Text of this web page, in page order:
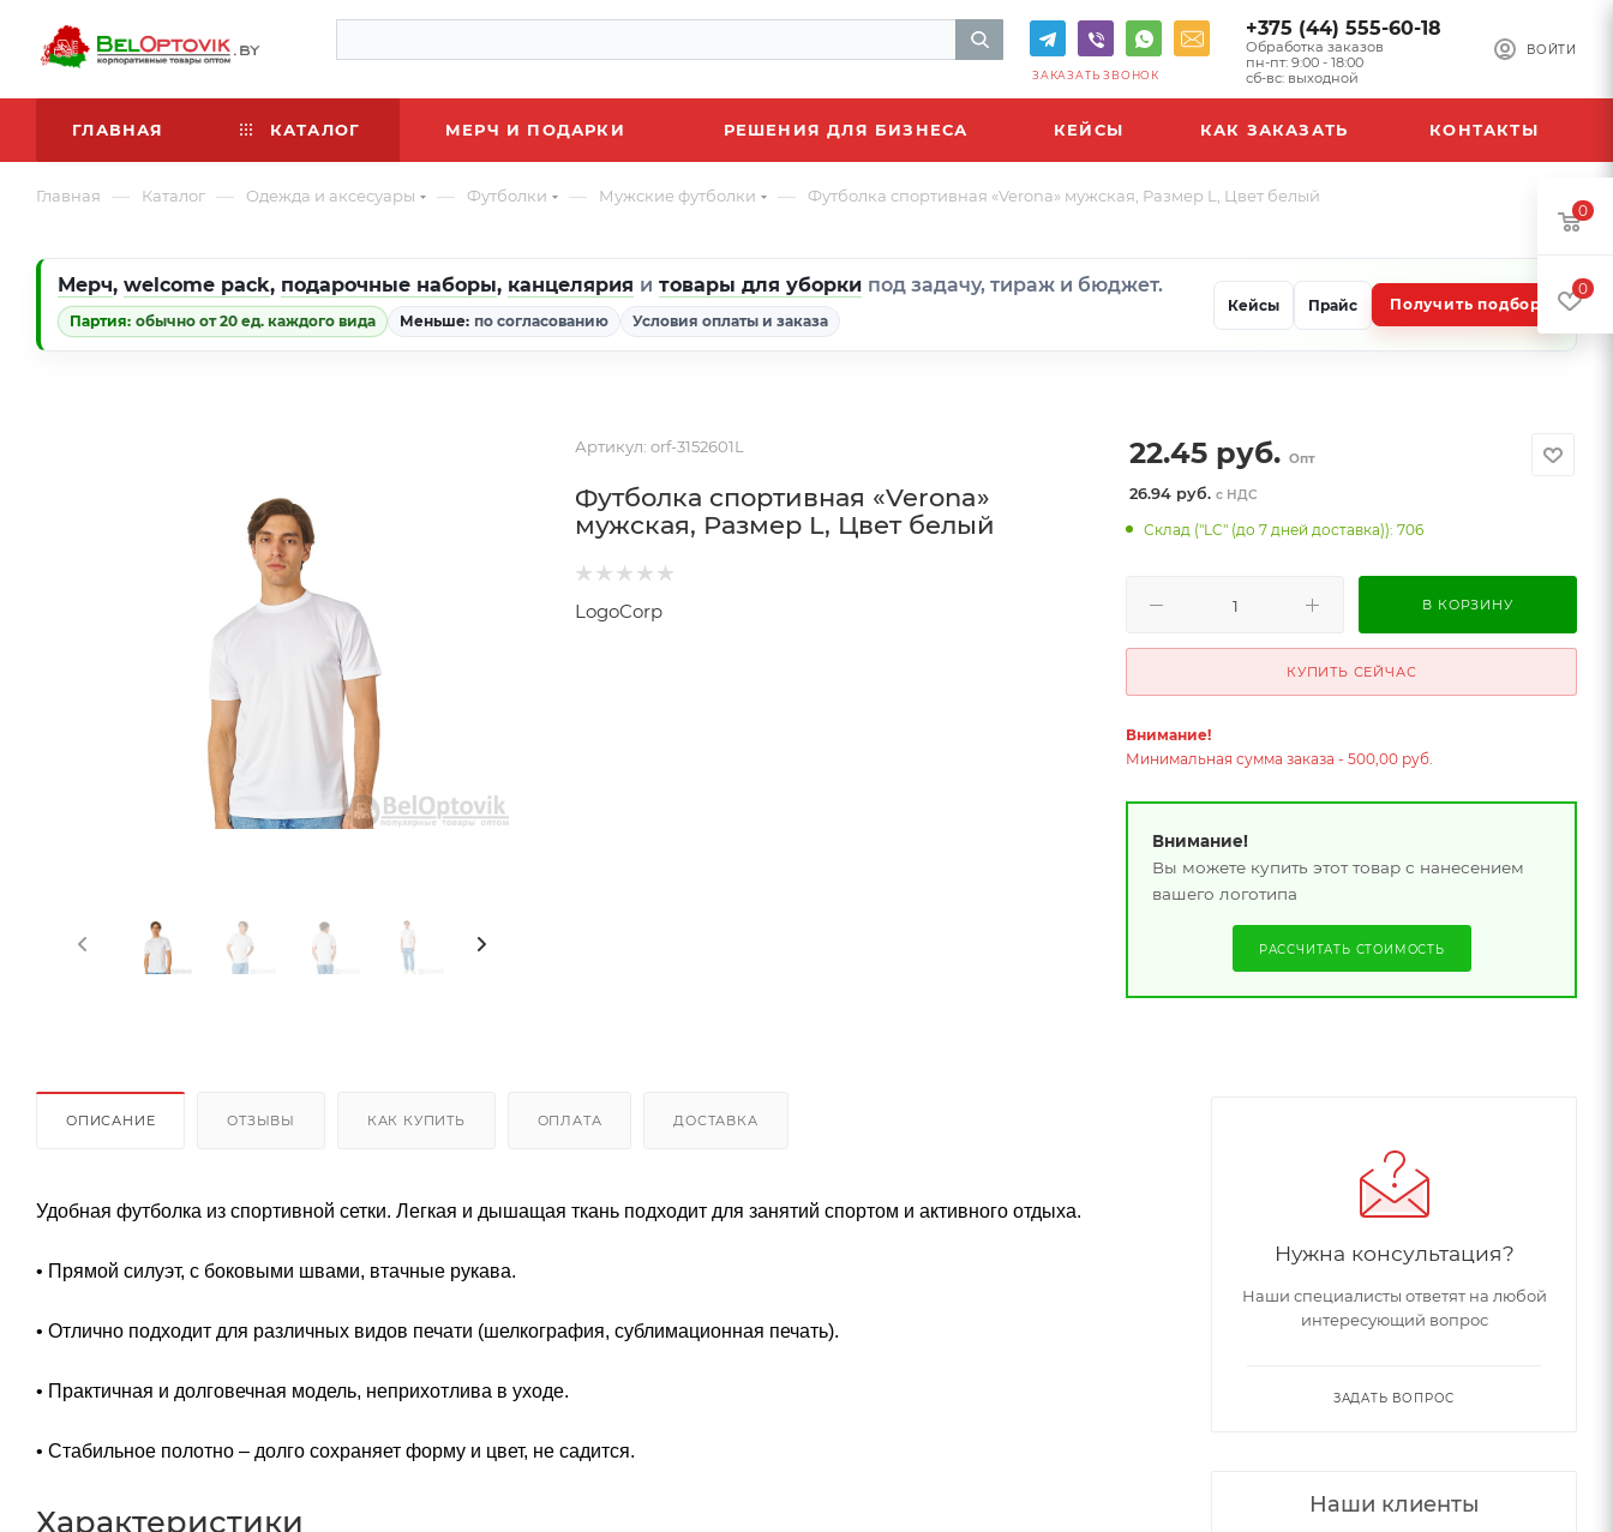
ВОЙТИ
+375 (44) 555-60-18
Обработка заказов
пн-пт: 9:00 - 18:00
сб-вс: выходной
ЗАКАЗАТЬ ЗВОНОК
ГЛАВНАЯ КАТАЛОГ МЕРЧ И ПОДАРКИ РЕШЕНИЯ ДЛЯ БИЗНЕСА КЕЙСЫ КАК ЗАКАЗАТЬ КОНТАКТЫ
Главная — Каталог — Одежда и аксесуары — Футболки — Мужские футболки — Футболка спортивная «Verona» мужская, Размер L, Цвет белый
Мерч, welcome pack, подарочные наборы, канцелярия и товары для уборки под задачу, тираж и бюджет.
Партия: обычно от 20 ед. каждого вида Меньше: по согласованию Условия оплаты и заказа
Кейсы Прайс Получить подбор
Артикул: orf-3152601L
Футболка спортивная «Verona»
мужская, Размер L, Цвет белый
LogoCorp
22.45 руб. Опт
26.94 руб.с НДС
Склад ("LC" (до 7 дней доставка)): 706
В КОРЗИНУ
КУПИТЬ СЕЙЧАС
Внимание!
Минимальная сумма заказа - 500,00 руб.
Внимание!
Вы можете купить этот товар с нанесением
вашего логотипа
РАССЧИТАТЬ СТОИМОСТЬ
ОПИСАНИЕ ОТЗЫВЫ КАК КУПИТЬ ОПЛАТА ДОСТАВКА
Удобная футболка из спортивной сетки. Легкая и дышащая ткань подходит для занятий спортом и активного отдыха.
• Прямой силуэт, с боковыми швами, втачные рукава.
• Отлично подходит для различных видов печати (шелкография, сублимационная печать).
• Практичная и долговечная модель, неприхотлива в уходе.
• Стабильное полотно – долго сохраняет форму и цвет, не садится.
Характеристики
Нужна консультация?
Наши специалисты ответят на любой
интересующий вопрос
ЗАДАТЬ ВОПРОС
Наши клиенты
0
0